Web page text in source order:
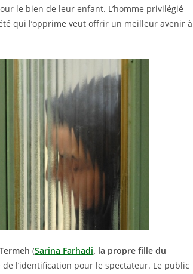
le bien de leur enfant. L’homme privilégié
qui l’opprime veut offrir un meilleur avenir à
(Sarina Farhadi, la propre fille du
l’identification pour le spectateur. Le public